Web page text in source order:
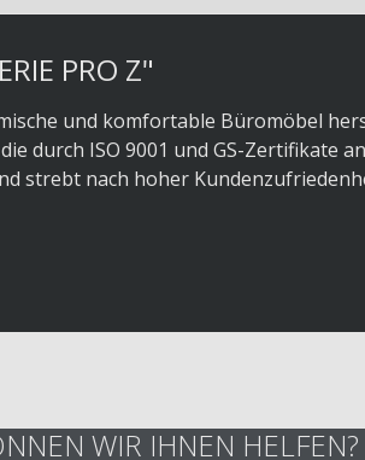
PRO Z"
und komfortable Büromöbel
durch ISO 9001 und GS-Zertifikate
strebt nach hoher
WIR IHNEN HELFEN?